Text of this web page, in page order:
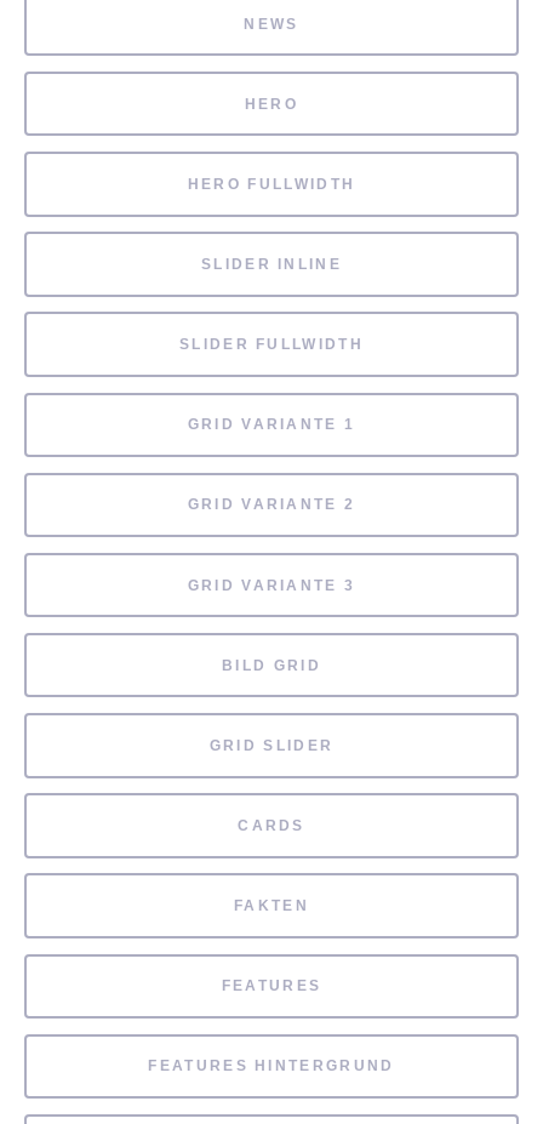
NEWS
HERO
HERO FULLWIDTH
SLIDER INLINE
SLIDER FULLWIDTH
GRID VARIANTE 1
GRID VARIANTE 2
GRID VARIANTE 3
BILD GRID
GRID SLIDER
CARDS
FAKTEN
FEATURES
FEATURES HINTERGRUND